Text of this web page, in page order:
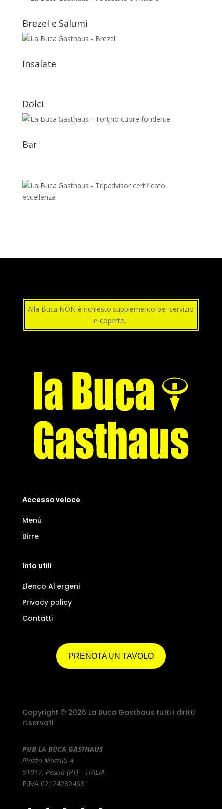
Brezel e Salumi
Insalate
Dolci
Bar
Alla Buca NON è richiesto supplemento per servizio
e coperto.
Accesso veloce
Menù
Birre
Info utili
Elenco Allergeni
Privacy policy
Contatti
PRENOTA UN TAVOLO
Copyright © 2026 La Buca Gasthaus tutti i diritti
ri.servati
PUB LA BUCA GASTHAUS
Piazza Mazzini 4
51017, Pescia (PT) – ITALIA
P.IVA 02124280468